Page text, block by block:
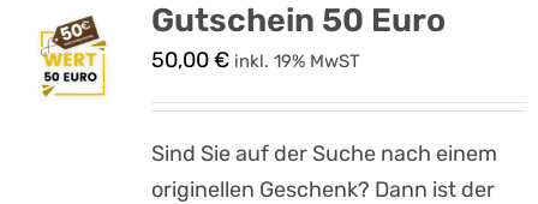
Gutschein 50 Euro
50,00€ inkl. 19% MwST
Sind Sie auf der Suche nach einem
originellen Geschenk? Dann ist der